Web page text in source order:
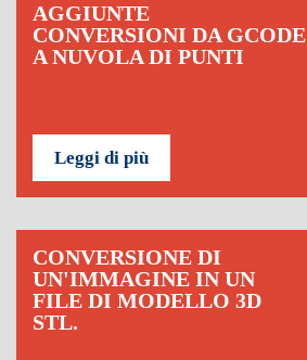
AGGIUNTE
CONVERSIONI DA GCODE
A NUVOLA DI PUNTI
Leggi di più
CONVERSIONE DI
UN'IMMAGINE IN UN
FILE DI MODELLO 3D
STL.